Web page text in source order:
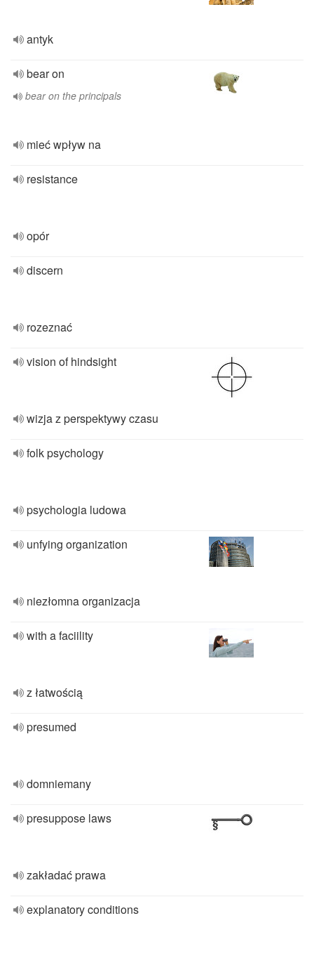
antyk
bear on
bear on the principals
mieć wpływ na
resistance
opór
discern
rozeznać
vision of hindsight
wizja z perspektywy czasu
folk psychology
psychologia ludowa
unfying organization
niezłomna organizacja
with a faciility
z łatwością
presumed
domniemany
presuppose laws
zakładać prawa
explanatory conditions